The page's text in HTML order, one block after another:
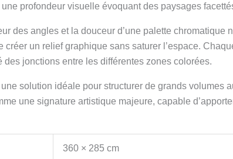
profondeur visuelle évoquant des paysages
des angles et la douceur d’une palette chromatique
un relief graphique sans saturer l’espace.
jonctions entre les différentes zones colorées.
solution idéale pour structurer de grands volumes
une signature artistique majeure, capable
360 × 285 cm